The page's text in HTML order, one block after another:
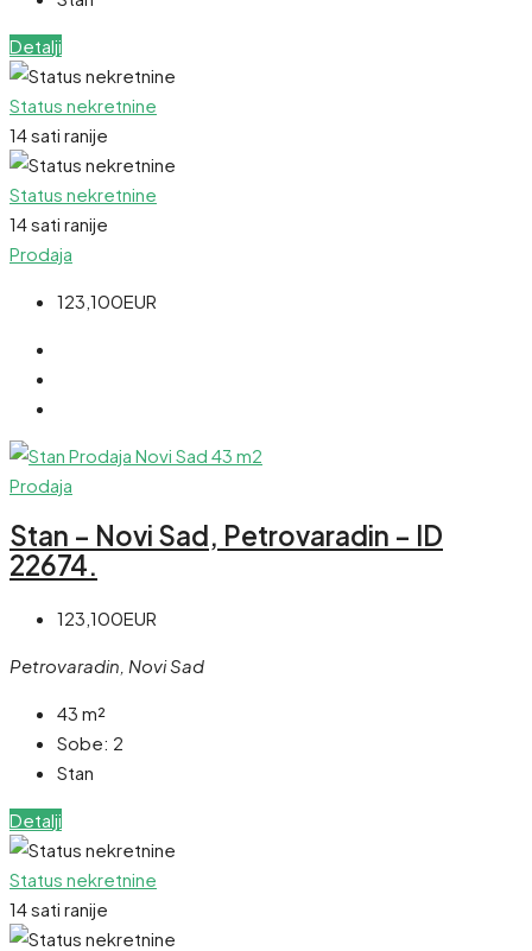
Detalji
Status nekretnine
14 sati ranije
Status nekretnine
14 sati ranije
Prodaja
123,100EUR
Prodaja
Stan – Novi Sad, Petrovaradin – ID
22674.
123,100EUR
Petrovaradin, Novi Sad
43 m²
Sobe: 2
Stan
Detalji
Status nekretnine
14 sati ranije